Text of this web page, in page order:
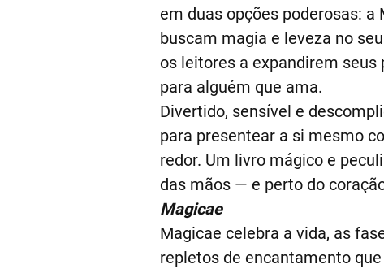
em duas opções poderosas:
buscam magia e leveza no
os leitores a expandirem seus
para alguém que ama.
Divertido, sensível e
para presentear a si mesmo
redor. Um livro mágico e
das mãos — e perto do
Magicae
Magicae celebra a vida, as
repletos de encantamento